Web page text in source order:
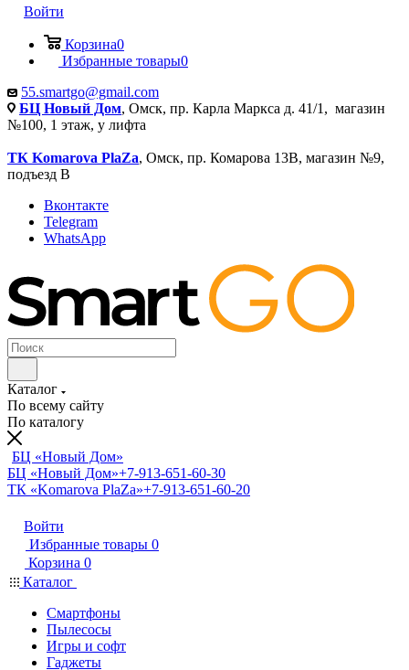
Войти
Корзина0
Избранные товары0
55.smartgo@gmail.com
БЦ Новый Дом, Омск, пр. Карла Маркса д. 41/1, магазин
№100, 1 этаж, у лифта
ТК Komarova PlaZa, Омск, пр. Комарова 13В, магазин №9,
подъезд В
Вконтакте
Telegram
WhatsApp
Каталог
По всему сайту
По каталогу
БЦ «Новый Дом»
БЦ «Новый Дом»+7-913-651-60-30
ТК «Komarova PlaZa»+7-913-651-60-20
Войти
Избранные товары 0
Корзина 0
Каталог
Смартфоны
Пылесосы
Игры и софт
Гаджеты